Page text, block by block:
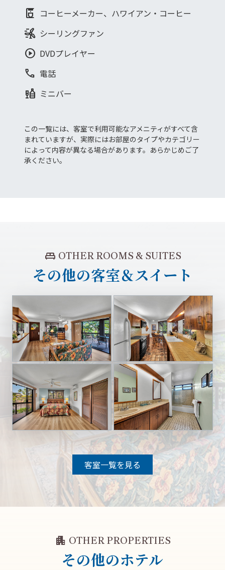
coffee_maker コーヒーメーカー、ハワイアン・コーヒー
wind_power シーリングファン
play_circle DVDプレイヤー
phone 電話
liquor ミニバー
この一覧には、客室で利用可能なアメニティがすべて含
まれていますが、実際にはお部屋のタイプやカテゴリー
によって内容が異なる場合があります。あらかじめご了
承ください。
king_bed OTHER ROOMS & SUITES
その他の客室＆スイート
客室一覧を見る
apartment OTHER PROPERTIES
その他のホテル